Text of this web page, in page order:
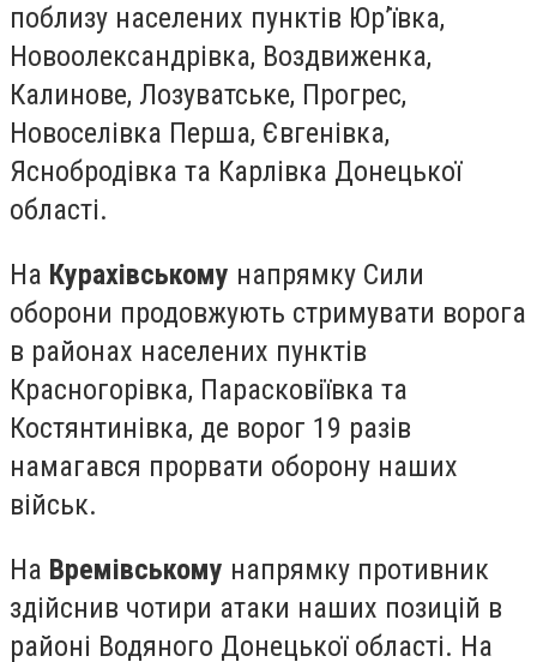
поблизу населених пунктів Юр’ївка,
Новоолександрівка, Воздвиженка,
Калинове, Лозуватське, Прогрес,
Новоселівка Перша, Євгенівка,
Яснобродівка та Карлівка Донецької
області.
На Курахівському напрямку Сили
оборони продовжують стримувати ворога
в районах населених пунктів
Красногорівка, Парасковіївка та
Костянтинівка, де ворог 19 разів
намагався прорвати оборону наших
військ.
На Времівському напрямку противник
здійснив чотири атаки наших позицій в
районі Водяного Донецької області. На